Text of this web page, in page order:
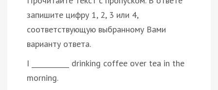
запишите цифру 1, 2, 3 или 4,
соответствующую выбранному Вами
варианту ответа.
I ___________ drinking coffee over tea in the
morning.